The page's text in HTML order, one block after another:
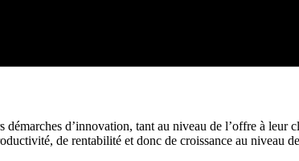
d’innovation, tant au niveau de l’offre à leur
de rentabilité et donc de croissance au niveau